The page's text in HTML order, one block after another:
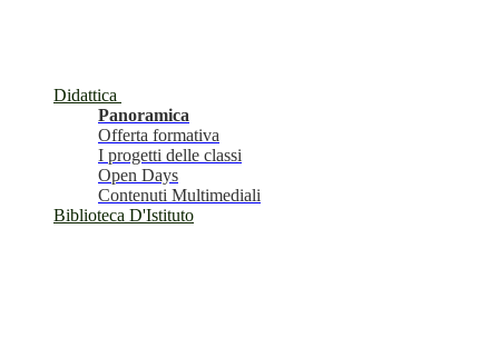
Didattica
Panoramica
Offerta formativa
I progetti delle classi
Open Days
Contenuti Multimediali
Biblioteca D'Istituto